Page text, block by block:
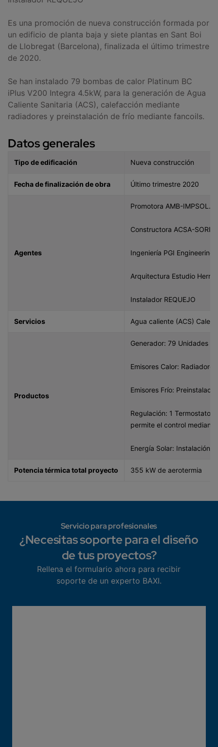
Es una promoción de nueva construcción formada por
un edificio de planta baja y siete plantas en Sant Boi
de Llobregat (Barcelona), finalizada el último trimestre
de 2020.
Se han instalado 79 bombas de calor Platinum BC
iPlus V200 Integra 4.5kW, para la generación de Agua
Caliente Sanitaria (ACS), calefacción mediante
radiadores y preinstalación de frío mediante fancoils.
Datos generales
Tipo de edificación Nueva construcción
Fecha de finalización de obra Último trimestre 2020
Agentes
Promotora AMB-IMPSOL.
Constructora ACSA-
Ingeniería PGI Engineering
Arquitectura Estudio
Instalador REQUEJO
Servicios Agua caliente (ACS)
Productos
Generador: 79 Unidades
Emisores Calor:
Emisores Frío:
Regulación: 1 Termostato
permite el control
Energía Solar: Instalación
Potencia térmica total proyecto 355 kW de aerotermia
Servicio para profesionales
¿Necesitas soporte para el diseño
de tus proyectos?
Rellena el formulario ahora para recibir
soporte de un experto BAXI.